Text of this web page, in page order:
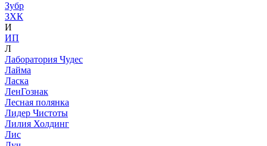
Зубр
ЗХК
И
ИП
Л
Лаборатория Чудес
Лайма
Ласка
ЛенГознак
Лесная полянка
Лидер Чистоты
Лилия Холдинг
Лис